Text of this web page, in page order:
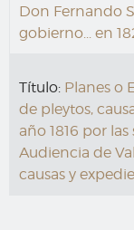
Don Fernando
gobierno... en
Título: Planes o
de pleytos,
año 1816 por
Audiencia de
causas y